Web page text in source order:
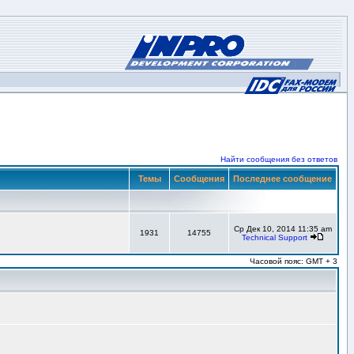
Найти сообщения без ответов
Темы Сообщения Последнее сообщение
1931 14755
Ср Дек 10, 2014 11:35 am
Technical Support
Часовой пояс: GMT + 3